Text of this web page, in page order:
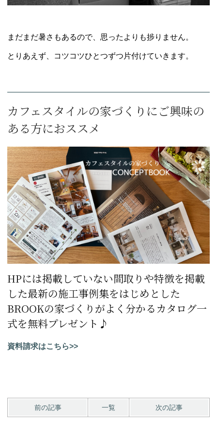
まだまだ暑さもあるので、思ったよりも捗りません。
とりあえず、コツコツひとつずつ片付けていきます。
カフェスタイルの家づくりにご興味の
ある方におススメ
HPには掲載していない間取りや特徴を掲載
した最新の施工事例集をはじめとした
BROOKの家づくりがよく分かるカタログ一
式を無料プレゼント♪
資料請求はこちら>>
前の記事 一覧 次の記事